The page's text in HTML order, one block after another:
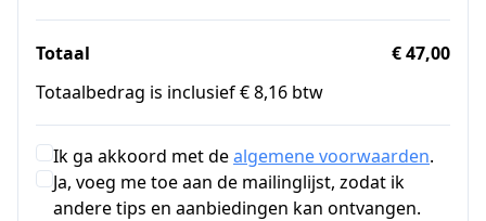
Totaal
€ 47,00
Totaalbedrag is inclusief € 8,16 btw
Ik ga akkoord met dealgemene voorwaarden.
Ja, voeg me toe aan de mailinglijst, zodat ik
andere tips en aanbiedingen kan ontvangen.